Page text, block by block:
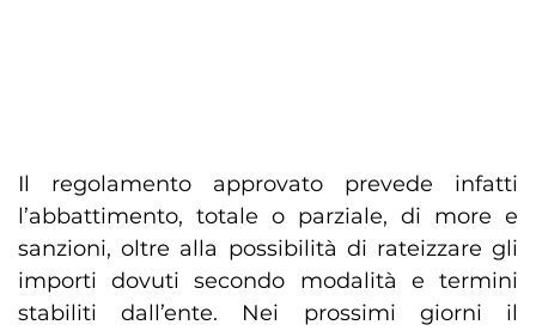
Il regolamento approvato prevede infatti
l’abbattimento, totale o parziale, di more e
sanzioni, oltre alla possibilità di rateizzare gli
importi dovuti secondo modalità e termini
stabiliti dall’ente. Nei prossimi giorni il